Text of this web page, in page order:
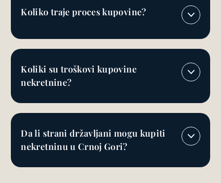
Koliko traje proces kupovine?
Koliki su troškovi kupovine
nekretnine?
Da li strani državljani mogu kupiti
nekretninu u Crnoj Gori?